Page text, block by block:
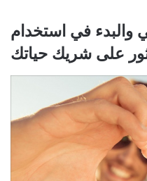
والبدء في استخدام
على شريك حياتك